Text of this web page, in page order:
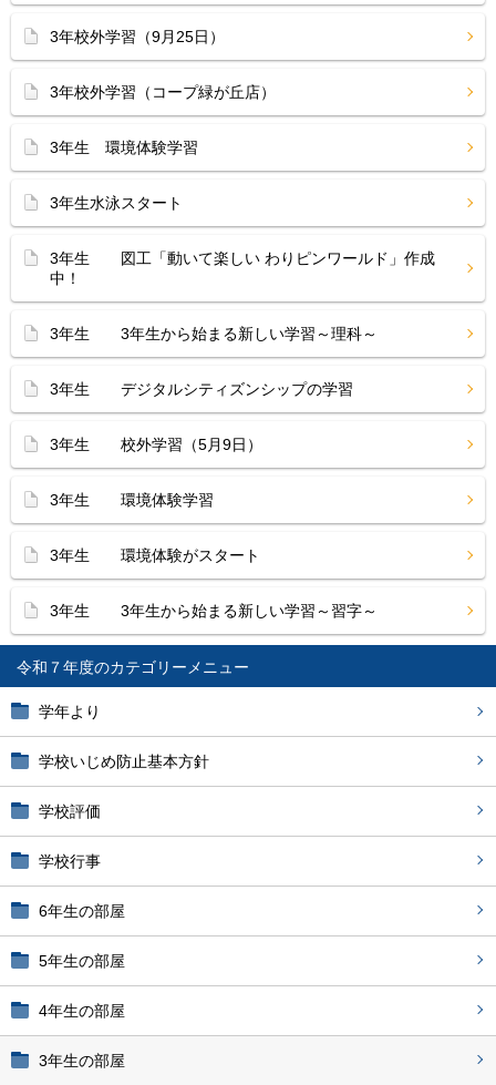
令和７年度
学年より
学校いじめ防止基本方針
学校評価
学校行事
6年生の部屋
5年生の部屋
4年生の部屋
3年生の部屋
3年校外学習（9月25日）
3年校外学習（コープ緑が丘店）
3年生 環境体験学習
3年生水泳スタート
3年生 図工「動いて楽しい わりピンワールド」作成
中！
3年生 3年生から始まる新しい学習～理科～
3年生 デジタルシティズンシップの学習
3年生 校外学習（5月9日）
3年生 環境体験学習
3年生 環境体験がスタート
3年生 3年生から始まる新しい学習～習字～